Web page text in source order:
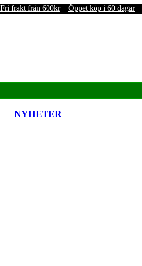
Fri frakt från 600kr Öppet köp i 60 dagar
NYHETER